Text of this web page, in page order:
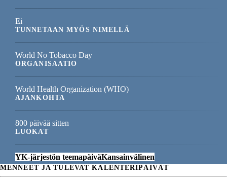
Ei
TUNNETAAN MYÖS NIMELLÄ
World No Tobacco Day
ORGANISAATIO
World Health Organization (WHO)
AJANKOHTA
800 päivää sitten
LUOKAT
YK-järjestön teemapäiväKansainvälinen
MENNEET JA TULEVAT KALENTERIPÄIVÄT